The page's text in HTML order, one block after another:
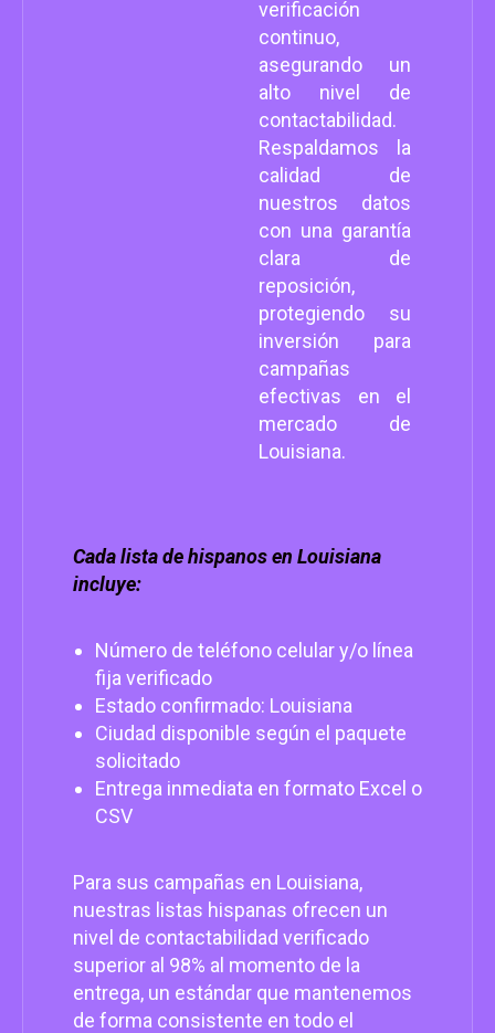
verificación
continuo,
asegurando un
alto nivel de
contactabilidad.
Respaldamos la
calidad de
nuestros datos
con una garantía
clara de
reposición,
protegiendo su
inversión para
campañas
efectivas en el
mercado de
Louisiana.
Cada lista de hispanos en Louisiana
incluye:
Número de teléfono celular y/o línea
fija verificado
Estado confirmado: Louisiana
Ciudad disponible según el paquete
solicitado
Entrega inmediata en formato Excel o
CSV
Para sus campañas en Louisiana,
nuestras listas hispanas ofrecen un
nivel de contactabilidad verificado
superior al 98% al momento de la
entrega, un estándar que mantenemos
de forma consistente en todo el